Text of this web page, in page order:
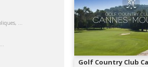
...
Golf Country Club